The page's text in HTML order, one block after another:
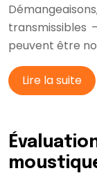
transmissibles
peuvent être
Lire la suite